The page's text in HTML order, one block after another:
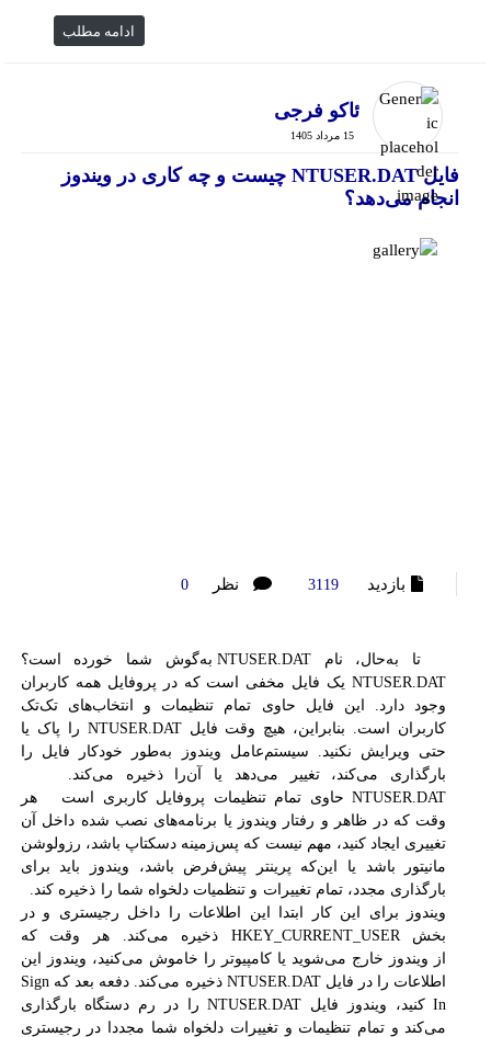
ادامه مطلب
ئاکو فرجی
15 مرداد 1405
فایل NTUSER.DAT چیست و چه کاری در ویندوز
انجام می‌دهد؟
بازدید 3119 نظر 0
تا به‌حال، نام NTUSER.DAT به‌گوش شما خورده است؟
NTUSER.DAT یک فایل مخفی است که در پروفایل همه کاربران
وجود دارد. این فایل حاوی تمام تنظیمات و انتخاب‌های تک‌تک
کاربران است. بنابراین، هیچ وقت فایل NTUSER.DAT را پاک یا
حتی ویرایش نکنید. سیستم‌عامل ویندوز به‌طور خودکار فایل را
بارگذاری می‌کند، تغییر می‌دهد یا آن‌را ذخیره می‌کند.
NTUSER.DAT حاوی تمام تنظیمات پروفایل کاربری است هر
وقت که در ظاهر و رفتار ویندوز یا برنامه‌های نصب شده داخل آن
تغییری ایجاد کنید، مهم نیست که پس‌زمینه دسکتاپ باشد، رزولوشن
مانیتور باشد یا این‌که پرینتر پیش‌فرض باشد، ویندوز باید برای
بارگذاری مجدد، تمام تغییرات و تنظمیات دلخواه شما را ذخیره کند.
ویندوز برای این کار ابتدا این اطلاعات را داخل رجیستری و در
بخش HKEY_CURRENT_USER ذخیره می‌کند. هر وقت که
از ویندوز خارج می‌شوید یا کامپیوتر را خاموش می‌کنید، ویندوز این
اطلاعات را در فایل NTUSER.DAT ذخیره می‌کند. دفعه بعد که Sign
In کنید، ویندوز فایل NTUSER.DAT را در رم دستگاه بارگذاری
می‌کند و تمام تنظیمات و تغییرات دلخواه شما مجددا در رجیستری